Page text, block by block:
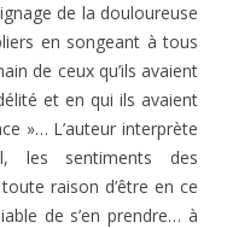
de la douloureuse
en songeant à tous
de ceux qu’ils avaient
et en qui ils avaient
»… L’auteur inter­prète
les sentiments des
raison d’être en ce
de s’en prendre… à